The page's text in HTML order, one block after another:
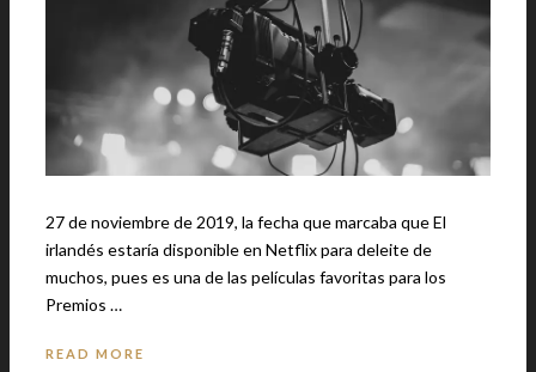
27 de noviembre de 2019, la fecha que marcaba que El
irlandés estaría disponible en Netflix para deleite de
muchos, pues es una de las películas favoritas para los
Premios …
READ MORE